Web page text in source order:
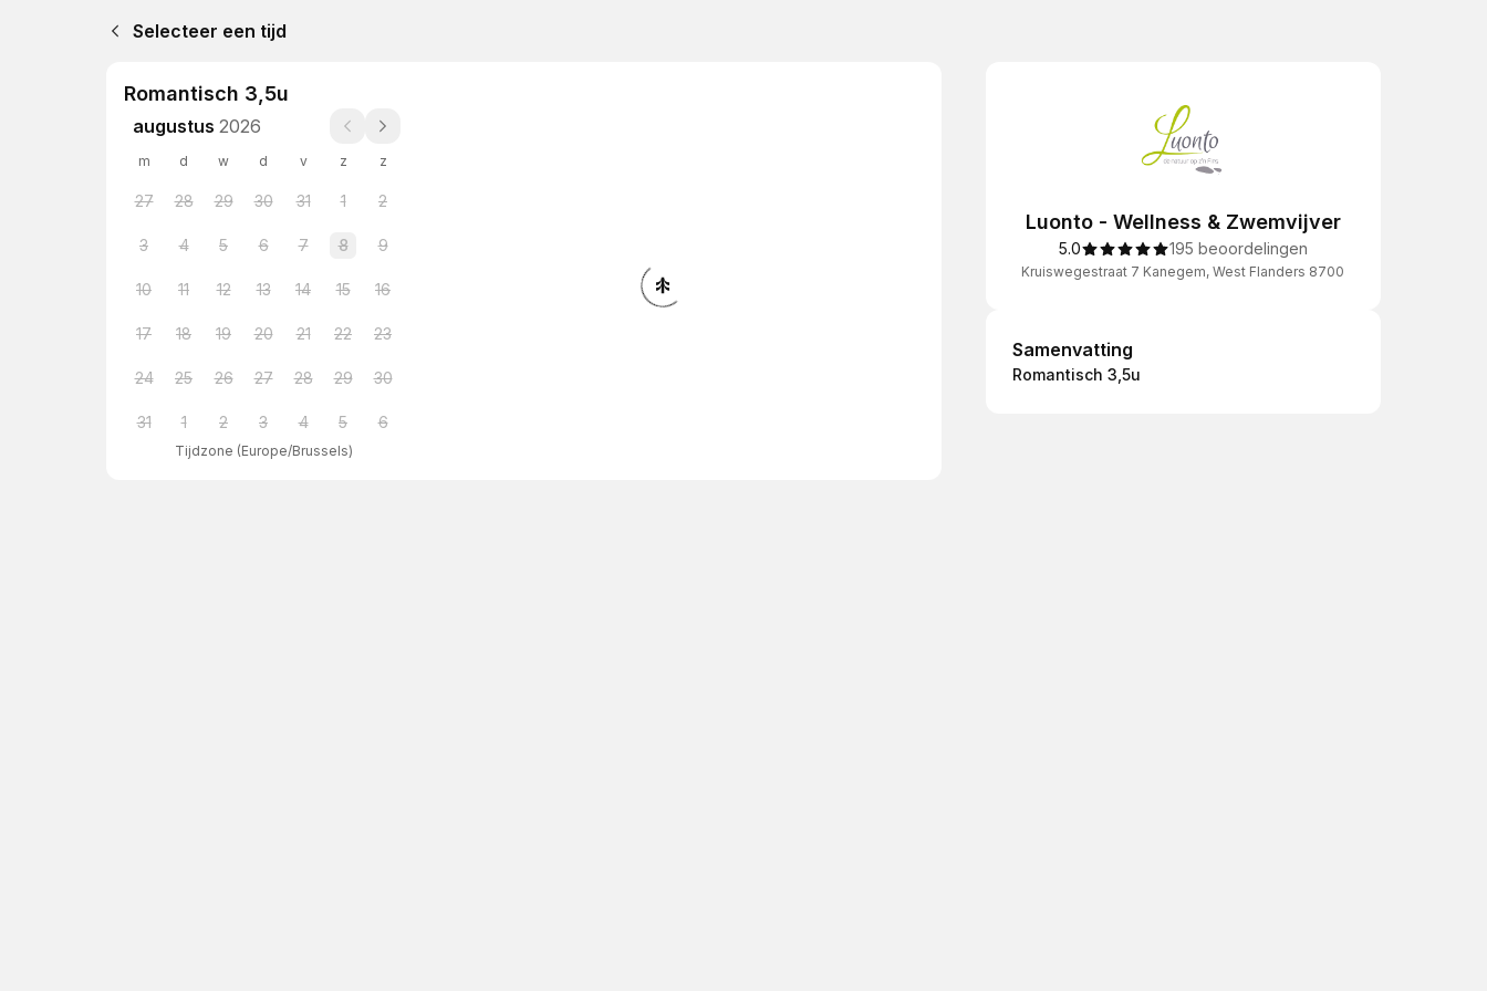
Selecteer een tijd
Romantisch 3,5u
augustus 2026
m d w d v z z
27 28 29 30 31 1 2
3 4 5 6 7 8 9
10 11 12 13 14 15 16
17 18 19 20 21 22 23
24 25 26 27 28 29 30
31 1 2 3 4 5 6
Tijdzone (Europe/Brussels)
Luonto - Wellness & Zwemvijver
5.0 195 beoordelingen
Kruiswegestraat 7 Kanegem, West Flanders 8700
Samenvatting
Samenvatting
Romantisch 3,5u